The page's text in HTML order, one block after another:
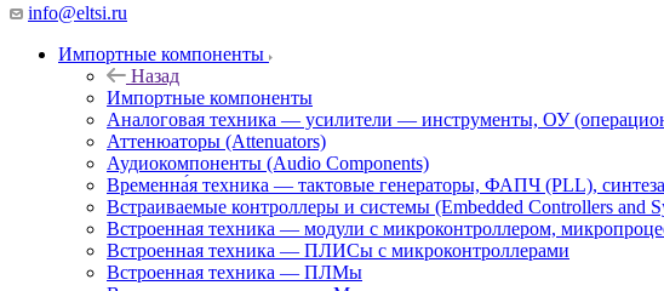
info@eltsi.ru
Импортные компоненты
Назад
Импортные компоненты
Аналоговая техника — усилители — инструменты, ОУ
Аттенюаторы (Attenuators)
Аудиокомпоненты (Audio Components)
Временна́я техника — тактовые генераторы, ФАПЧ (PLL),
Встраиваемые контроллеры и системы (Embedded Controllers and
Встроенная техника — модули с микроконтроллером,
Встроенная техника — ПЛИСы с микроконтроллерами
Встроенная техника — ПЛМы